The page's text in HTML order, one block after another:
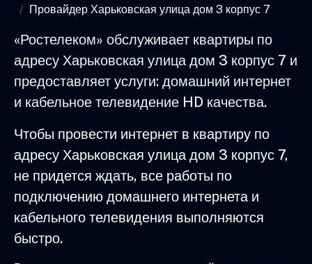
Провайдер Харьковская улица дом 3 корпус 7
«Ростелеком» обслуживает квартиры по
адресу Харьковская улица дом 3 корпус 7 и
предоставляет услуги: домашний интернет
и кабельное телевидение HD качества.
Чтобы провести интернет в квартиру по
адресу Харьковская улица дом 3 корпус 7,
не придется ждать, все работы по
подключению домашнего интернета и
кабельного телевидения выполняются
быстро.